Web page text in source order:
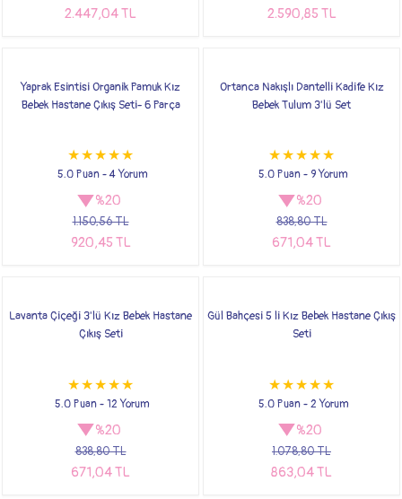
2.447,04 TL 2.590,85 TL
Yaprak Esintisi Organik Pamuk Kız
Bebek Hastane Çıkış Seti- 6 Parça
5.0 Puan - 4 Yorum
%20
1.150,56 TL
920,45 TL
Ortanca Nakışlı Dantelli Kadife Kız
Bebek Tulum 3'lü Set
5.0 Puan - 9 Yorum
%20
838,80 TL
671,04 TL
Lavanta Çiçeği 3'lü Kız Bebek Hastane
Çıkış Seti
5.0 Puan - 12 Yorum
%20
838,80 TL
671,04 TL
Gül Bahçesi 5 li Kız Bebek Hastane Çıkış
Seti
5.0 Puan - 2 Yorum
%20
1.078,80 TL
863,04 TL